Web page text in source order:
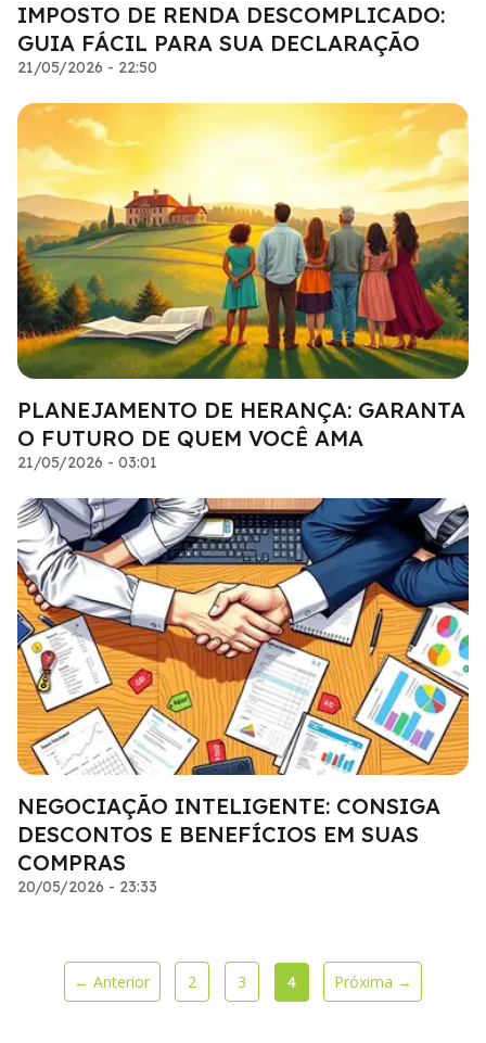
IMPOSTO DE RENDA DESCOMPLICADO:
GUIA FÁCIL PARA SUA DECLARAÇÃO
21/05/2026 - 22:50
PLANEJAMENTO DE HERANÇA: GARANTA
O FUTURO DE QUEM VOCÊ AMA
21/05/2026 - 03:01
NEGOCIAÇÃO INTELIGENTE: CONSIGA
DESCONTOS E BENEFÍCIOS EM SUAS
COMPRAS
20/05/2026 - 23:33
← Anterior 2 3 4 Próxima →